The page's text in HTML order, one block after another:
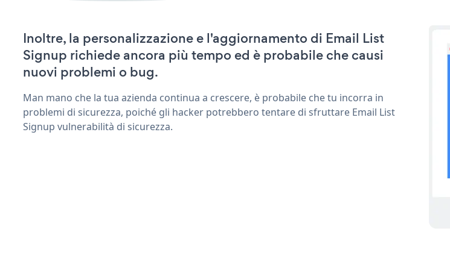
Inoltre, la personalizzazione e l'aggiornamento di Email List
Signup richiede ancora più tempo ed è probabile che causi
nuovi problemi o bug.
Man mano che la tua azienda continua a crescere, è probabile che tu incorra in
problemi di sicurezza, poiché gli hacker potrebbero tentare di sfruttare Email List
Signup vulnerabilità di sicurezza.